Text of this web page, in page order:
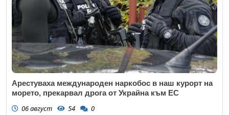
Арестуваха международен наркобос в наш курорт на
морето, прекарвал дрога от Украйна към ЕС
06 август 54 0